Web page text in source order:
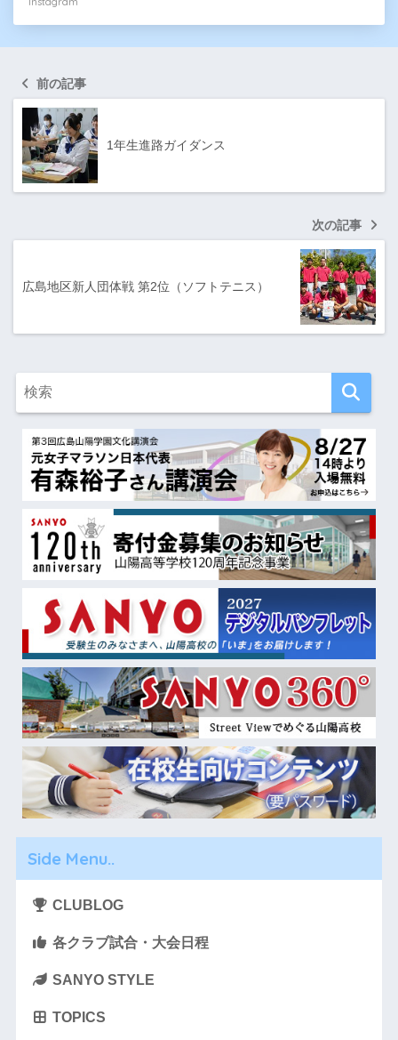
前の記事
1年生進路ガイダンス
次の記事
広島地区新人団体戦 第2位（ソフトテニス）
Side Menu..
CLUBLOG
各クラブ試合・大会日程
SANYO STYLE
TOPICS